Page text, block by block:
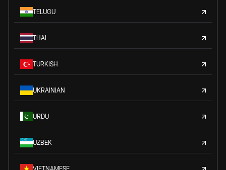
TELUGU
THAI
TURKISH
UKRAINIAN
URDU
UZBEK